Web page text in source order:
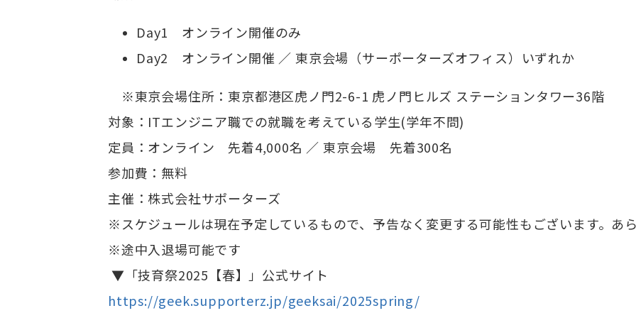
Day1 オンライン開催のみ
Day2 オンライン開催 ／ 東京会場（サーポーターズオフィス）いずれか
※東京会場住所：東京都港区虎ノ門2-6-1 虎ノ門ヒルズ ステーションタワー36階
対象：ITエンジニア職での就職を考えている学生(学年不問)
定員：オンライン 先着4,000名 ／ 東京会場 先着300名
参加費：無料
主催：株式会社サポーターズ
※スケジュールは現在予定しているもので、予告なく変更する可能性もございます。あ
※途中入退場可能です
▼「技育祭2025【春】」公式サイト
https://geek.supporterz.jp/geeksai/2025spring/